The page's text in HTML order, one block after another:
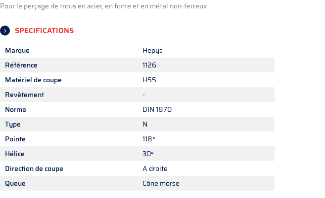
Pour le perçage de trous en acier, en fonte et en métal non-ferreux.
SPECIFICATIONS
Marque
Hepyc
Référence
1126
Matériel de coupe
HSS
Revêtement
-
Norme
DIN 1870
Type
N
Pointe
118°
Hélice
30°
Direction de coupe
A droite
Queue
Cône morse